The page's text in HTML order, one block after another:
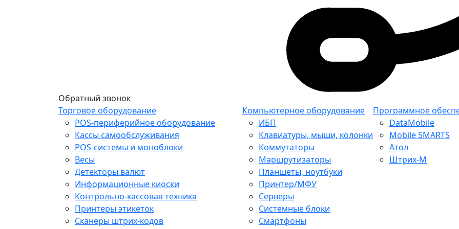
Обратный звонок
Торговое оборудование
POS-периферийное оборудование
Кассы самообслуживания
POS-системы и моноблоки
Весы
Детекторы валют
Информационные киоски
Контрольно-кассовая техника
Принтеры этикеток
Сканеры штрих-кодов
Компьютерное оборудование
ИБП
Клавиатуры, мыши, колонки
Коммутаторы
Маршрутизаторы
Планшеты, ноутбуки
Принтер/МФУ
Серверы
Системные блоки
Смартфоны
Программное
DataMobile
Mobile SMARTS
Атол
Штрих-М